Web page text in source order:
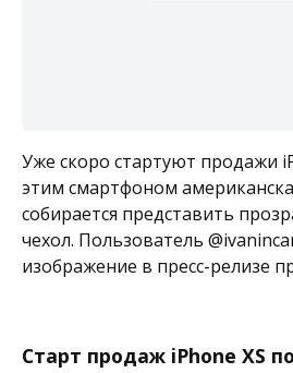
Уже скоро стартуют продажи
этим смартфоном
собирается представить
чехол. Пользователь
изображение в пресс-релизе
Старт продаж iPhone XS